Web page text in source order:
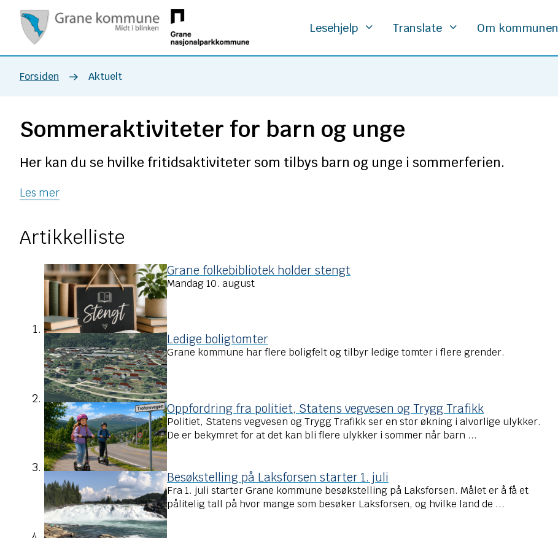
Grane
kommune
Lesehjelp Translate Om kommunen
Du
her:
Forsiden Aktuelt
Sommeraktiviteter for barn og unge
Her kan du se hvilke fritidsaktiviteter som tilbys barn og unge i sommerferien.
Les mer
Artikkelliste
Grane folkebibliotek holder stengt
Mandag 10. august
Ledige boligtomter
Grane kommune har flere boligfelt og tilbyr ledige tomter i flere grender.
Oppfordring fra politiet, Statens vegvesen og Trygg Trafikk
Politiet, Statens vegvesen og Trygg Trafikk ser en stor økning i alvorlige ulykker.
De er bekymret for at det kan bli flere ulykker i sommer når barn ...
Besøkstelling på Laksforsen starter 1. juli
Fra 1. juli starter Grane kommune besøkstelling på Laksforsen. Målet er å få et
pålitelig tall på hvor mange som besøker Laksforsen, og hvilke land de ...